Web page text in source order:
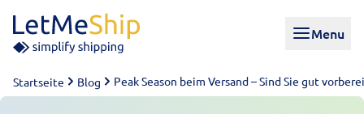
Menu
Startseite Blog Peak Season beim Versand – Sind Sie gut